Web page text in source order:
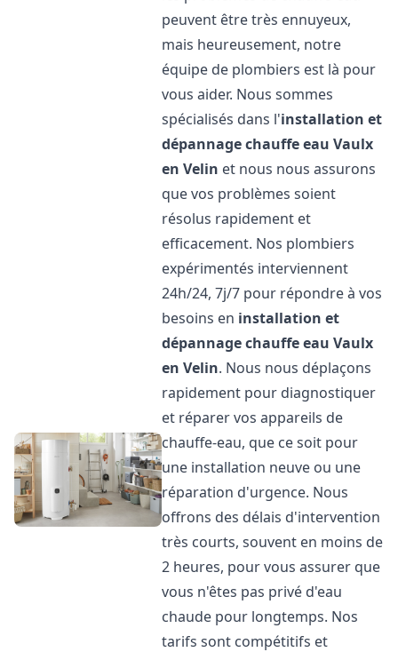
peuvent être très ennuyeux,
mais heureusement, notre
équipe de plombiers est là pour
vous aider. Nous sommes
spécialisés dans l'installation et
dépannage chauffe eau Vaulx
en Velin et nous nous assurons
que vos problèmes soient
résolus rapidement et
efficacement. Nos plombiers
expérimentés interviennent
24h/24, 7j/7 pour répondre à vos
besoins en installation et
dépannage chauffe eau Vaulx
en Velin. Nous nous déplaçons
rapidement pour diagnostiquer
et réparer vos appareils de
chauffe-eau, que ce soit pour
une installation neuve ou une
réparation d'urgence. Nous
offrons des délais d'intervention
très courts, souvent en moins de
2 heures, pour vous assurer que
vous n'êtes pas privé d'eau
chaude pour longtemps. Nos
tarifs sont compétitifs et